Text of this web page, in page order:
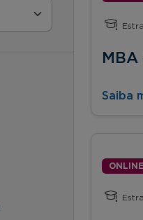
Saiba
ONLINE